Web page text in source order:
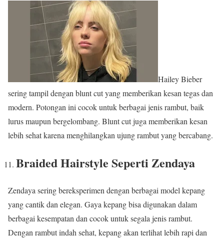
Hailey Bieber
sering tampil dengan blunt cut yang memberikan kesan tegas dan
modern. Potongan ini cocok untuk berbagai jenis rambut, baik
lurus maupun bergelombang. Blunt cut juga memberikan kesan
lebih sehat karena menghilangkan ujung rambut yang bercabang.
Braided Hairstyle Seperti Zendaya
Zendaya sering bereksperimen dengan berbagai model kepang
yang cantik dan elegan. Gaya kepang bisa digunakan dalam
berbagai kesempatan dan cocok untuk segala jenis rambut.
Dengan rambut indah sehat, kepang akan terlihat lebih rapi dan